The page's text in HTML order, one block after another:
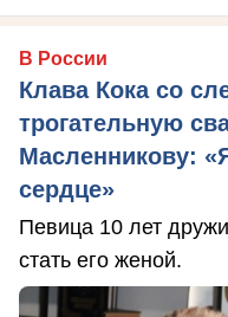
В России
Клава Кока со
трогательную
Масленникову:
сердце»
Певица 10 лет
стать его женой.